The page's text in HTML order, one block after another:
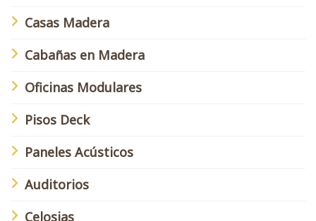
Casas Madera
Cabañas en Madera
Oficinas Modulares
Pisos Deck
Paneles Acústicos
Auditorios
Celosias